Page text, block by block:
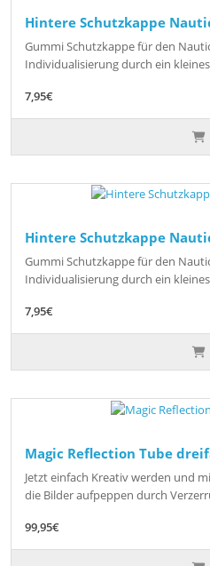
Hintere Schutzkappe
Gummi Schutzkappe für den
Individualisierung durch ein
7,95€
Hintere Schutzkappe
Gummi Schutzkappe für den
Individualisierung durch ein
7,95€
Magic Reflection Tube
Jetzt einfach Kreativ werden und
die Bilder aufpeppen durch
99,95€